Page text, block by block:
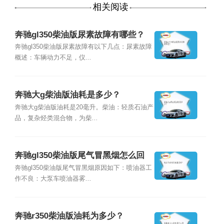
相关阅读
奔驰gl350柴油版尿素故障有哪些？
奔驰gl350柴油版尿素故障有以下几点：尿素故障
概述：车辆动力不足，仪...
奔驰大g柴油版油耗是多少？
奔驰大g柴油版油耗是20毫升。柴油：轻质石油产
品，复杂烃类混合物，为柴...
奔驰gl350柴油版尾气冒黑烟怎么回
事？
奔驰gl350柴油版尾气冒黑烟原因如下：喷油器工
作不良：大泵车喷油器雾...
奔驰r350柴油版油耗为多少？